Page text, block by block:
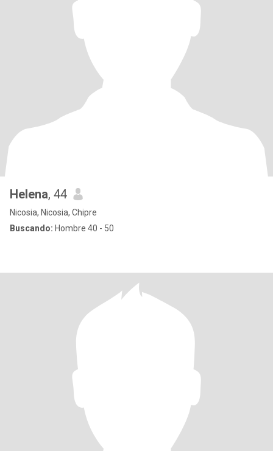
Helena, 44
Nicosia, Nicosia, Chipre
Buscando: Hombre 40 - 50